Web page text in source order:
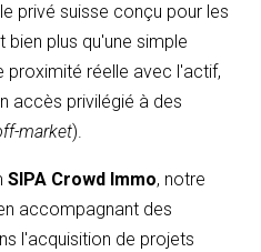
privé suisse conçu pour les
bien plus qu'une simple
proximité réelle avec l'actif,
accès privilégié à des
market).
SIPA Crowd Immo, notre
accompagnant des
l'acquisition de projets